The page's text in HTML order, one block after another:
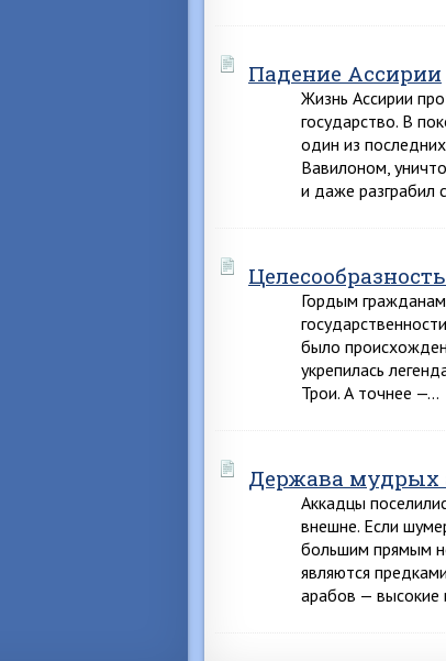
Падение Ассирии
Жизнь Ассирии
государство. В
один из
Вавилоном,
и даже разграбил
Гордым
было
укрепилась
Трои. А точнее —…
Держава мудрых
Аккадцы
внешне. Если
большим прямым
являются
арабов — высокие